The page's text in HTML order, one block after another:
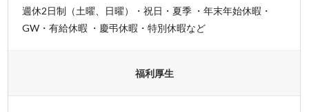
週休2日制（土曜、日曜）・祝日・夏季 ・年末年始休暇・
GW・有給休暇 ・慶弔休暇・特別休暇など
福利厚生